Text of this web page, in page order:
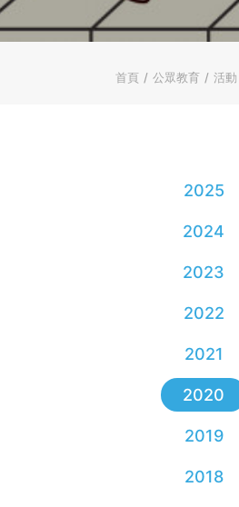
首頁
首頁 公眾教育 活動
2025
2024
2023
2022
2021
2020
2019
2018